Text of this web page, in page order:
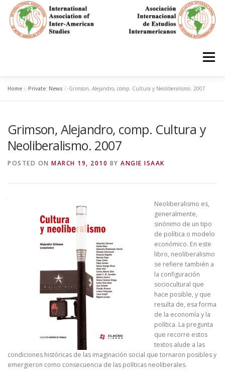
content
Menu
IAS CONFERENCES BOOKS RESOURCES
Home »Private: News »Grimson, Alejandro, comp. Cultura y Neoliberalismo. 2007
Grimson, Alejandro, comp. Cultura y
Neoliberalismo. 2007
POSTED ON MARCH 19, 2010 BY ANGIE ISAAK
Neoliberalismo es,
generalmente,
sinónimo de un tipo
de política o modelo
económico. En este
libro, neoliberalismo
se refiere también a
la configuración
sociocultural que
hace posible, y que
resulta de, esa forma
de la economía y la
política. La pregunta
que recorre estos
textos alude a las
condiciones históricas de las imaginación social que tornaron posibles y
emergieron como consecuencia de las políticas neoliberales.